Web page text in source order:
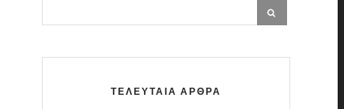
ΤΕΛΕΥΤΑΙΑ ΑΡΘΡΑ